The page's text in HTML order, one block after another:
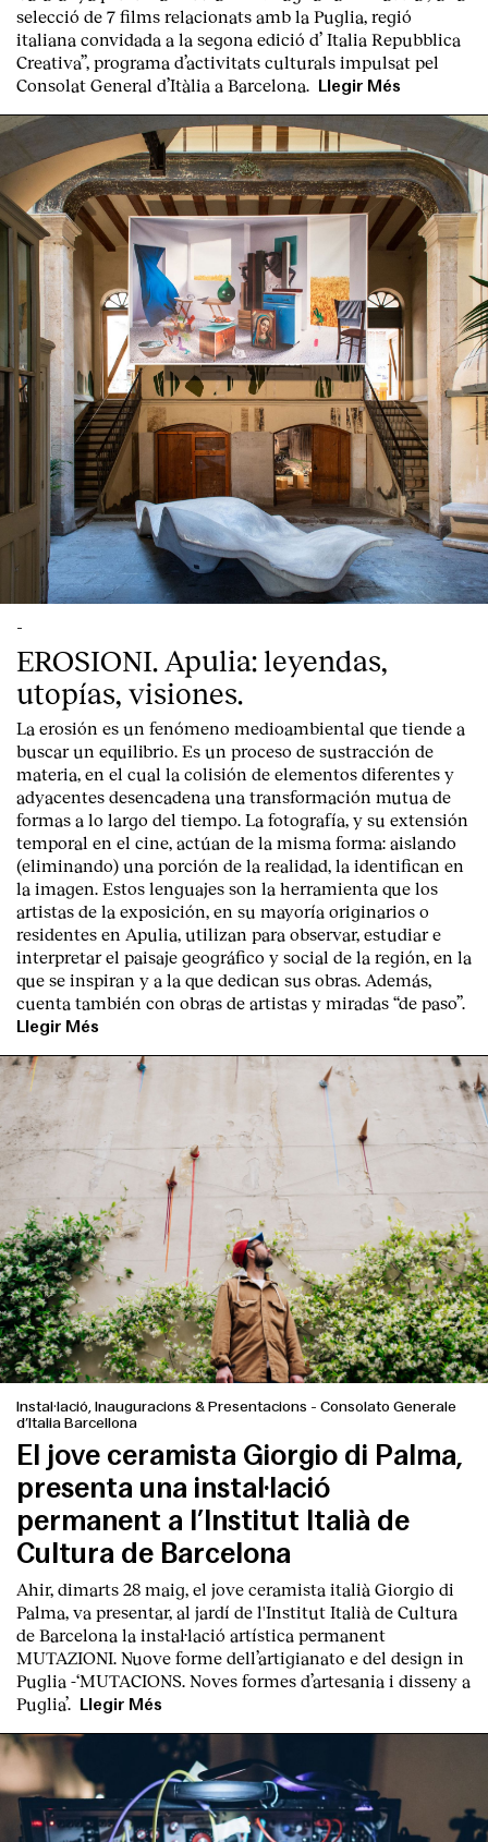
Index
selecció de 7 films relacionats amb la Puglia, regió
italiana convidada a la segona edició d’ Italia Repubblica
Creativa”, programa d’activitats culturals impulsat pel
Consolat General d’Itàlia a Barcelona.
Llegir Més
-
EROSIONI. Apulia: leyendas,
utopías, visiones.
La erosión es un fenómeno medioambiental que tiende a
buscar un equilibrio. Es un proceso de sustracción de
materia, en el cual la colisión de elementos diferentes y
adyacentes desencadena una transformación mutua de
formas a lo largo del tiempo. La fotografía, y su extensión
temporal en el cine, actúan de la misma forma: aislando
(eliminando) una porción de la realidad, la identifican en
la imagen. Estos lenguajes son la herramienta que los
artistas de la exposición, en su mayoría originarios o
residentes en Apulia, utilizan para observar, estudiar e
interpretar el paisaje geográfico y social de la región, en la
que se inspiran y a la que dedican sus obras. Además,
cuenta también con obras de artistas y miradas “de paso”.
Llegir Més
Instal·lació, Inauguracions & Presentacions - Consolato Generale
d’Italia Barcellona
El jove ceramista Giorgio di Palma,
presenta una instal·lació
permanent a l’Institut Italià de
Cultura de Barcelona
Ahir, dimarts 28 maig, el jove ceramista italià Giorgio di
Palma , va presentar, al jardí de l'Institut Italià de Cultura
de Barcelona la instal·lació artística permanent
MUTAZIONI. Nuove forme dell’artigianato e del design in
Puglia -‘MUTACIONS. Noves formes d’artesania i disseny a
Puglia’.
Llegir Més